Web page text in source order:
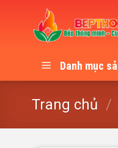
Danh mục
Trang chủ /